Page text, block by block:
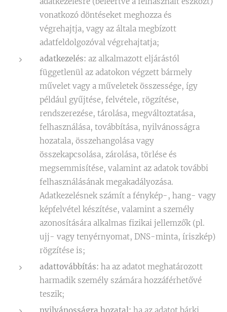
vonatkozó döntéseket meghozza és
végrehajtja, vagy az általa megbízott
adatfeldolgozóval végrehajtatja;
adatkezelés: az alkalmazott eljárástól
függetlenül az adatokon végzett bármely
művelet vagy a műveletek összessége, így
például gyűjtése, felvétele, rögzítése,
rendszerezése, tárolása, megváltoztatása,
felhasználása, továbbítása, nyilvánosságra
hozatala, összehangolása vagy
összekapcsolása, zárolása, törlése és
megsemmisítése, valamint az adatok további
felhasználásának megakadályozása.
Adatkezelésnek számít a fénykép-, hang- vagy
képfelvétel készítése, valamint a személy
azonosítására alkalmas fizikai jellemzők (pl.
ujj- vagy tenyérnyomat, DNS-minta, íriszkép)
rögzítése is;
adattovábbítás: ha az adatot meghatározott
harmadik személy számára hozzáférhetővé
teszik;